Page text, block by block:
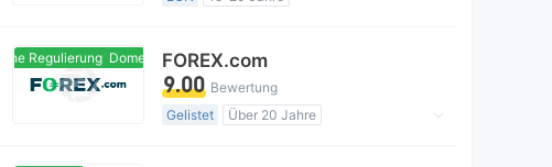
Globales Geschäft
Regulierung Domestische Regulierung
FOREX.com
9.00 Bewertung
Gelistet
Über 20 Jahre